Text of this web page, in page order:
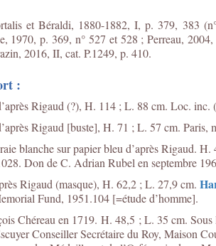
et Béraldi, 1880-1882, I, p. 379, 383
1970, p. 369, n° 527 et 528 ; Perreau,
2016, II, cat. P.1249, p. 410.
:
Rigaud (?), H. 114 ; L. 88 cm. Loc. inc.
Rigaud [buste], H. 71 ; L. 57 cm. Paris,
blanche sur papier bleu d’après Rigaud.
Don de C. Adrian Rubel en septembre
Rigaud (masque), H. 62,2 ; L. 27,9 cm.
Fund, 1951.104 [=étude d’homme].
Chéreau en 1719. H. 48,5 ; L. 35 cm.
Conseiller Secrétaire du Roy, Maison